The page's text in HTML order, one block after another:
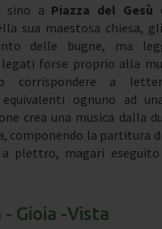
sino a Piazza del Gesù
sua maestosa chiesa,
delle bugne, ma
forse proprio alla
corrispondere a
equivalenti ognuno ad
crea una musica dalla
componendo la partitura
plettro, magari
- Gioia -Vista